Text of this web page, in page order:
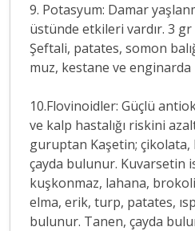
9. Potasyum: Damar
üstünde etkileri vardır. 3 gr
Şeftali, patates, somon
muz, kestane ve
10.Flovinoidler: Güçlü
ve kalp hastalığı riskini
guruptan Kaşetin;
çayda bulunur. Kuvarsetin
kuşkonmaz, lahana,
elma, erik, turp, patates,
bulunur. Tanen, çayda